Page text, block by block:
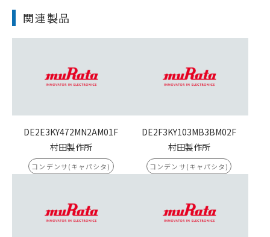
関連製品
DE2E3KY472MN2AM01F
村田製作所
コンデンサ(キャパシタ)
DE2F3KY103MB3BM02F
村田製作所
コンデンサ(キャパシタ)